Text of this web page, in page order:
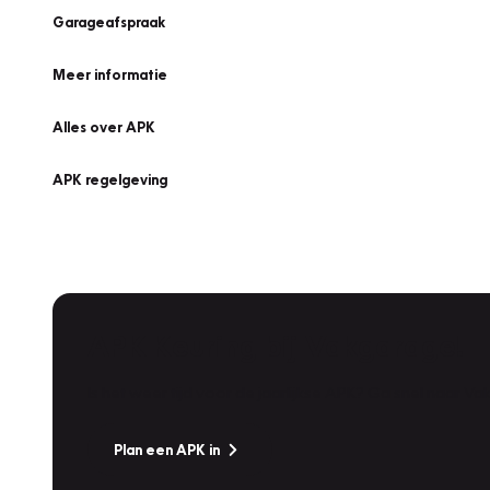
Garageafspraak
Meer informatie
Alles over APK
APK regelgeving
Plan een APK in